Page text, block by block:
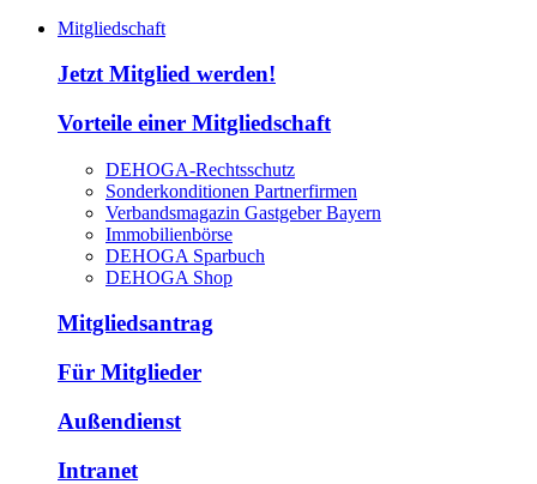
Mitgliedschaft
Jetzt Mitglied werden!
Vorteile einer Mitgliedschaft
DEHOGA-Rechtsschutz
Sonderkonditionen Partnerfirmen
Verbandsmagazin Gastgeber Bayern
Immobilienbörse
DEHOGA Sparbuch
DEHOGA Shop
Mitgliedsantrag
Für Mitglieder
Außendienst
Intranet